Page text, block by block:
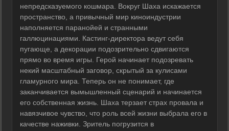
непредсказуемого кошмара. Вокруг Шаха искажается
пространство, а привычный мир киноиндустрии
наполняется паранойей и странными
галлюцинациями. Кастинг-директора ведут себя
пугающе, а декорации подозрительно сдвигаются
прямо во время игры. Герой начинает подозревать
некий масштабный заговор, скрытый за кулисами
гламурного мира. Теперь он не понимает, где
заканчивается вымышленный сценарий и начинается
его собственная жизнь. Шаха терзает страх провала и
навязчивое чувство, что роль всей жизни выбрала его в
качестве наживки. Зритель погрузится в